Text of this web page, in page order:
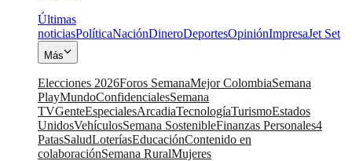
Últimas
noticiasPolíticaNaciónDineroDeportesOpiniónImpresaJet Set
Más
Elecciones 2026Foros SemanaMejor ColombiaSemana
PlayMundoConfidencialesSemana
TVGenteEspecialesArcadiaTecnologíaTurismoEstados
UnidosVehículosSemana SostenibleFinanzas Personales4
PatasSaludLoteríasEducaciónContenido en
colaboraciónSemana RuralMujeres